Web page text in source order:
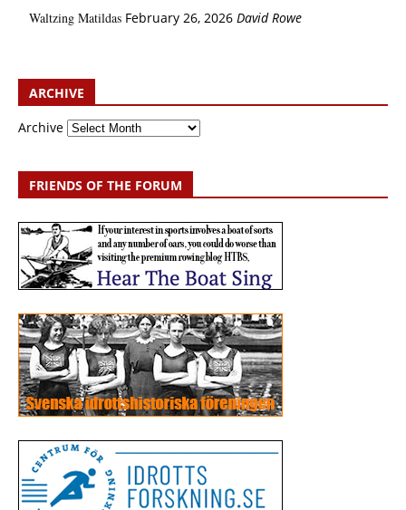
Waltzing Matildas February 26, 2026 David Rowe
ARCHIVE
Archive
FRIENDS OF THE FORUM